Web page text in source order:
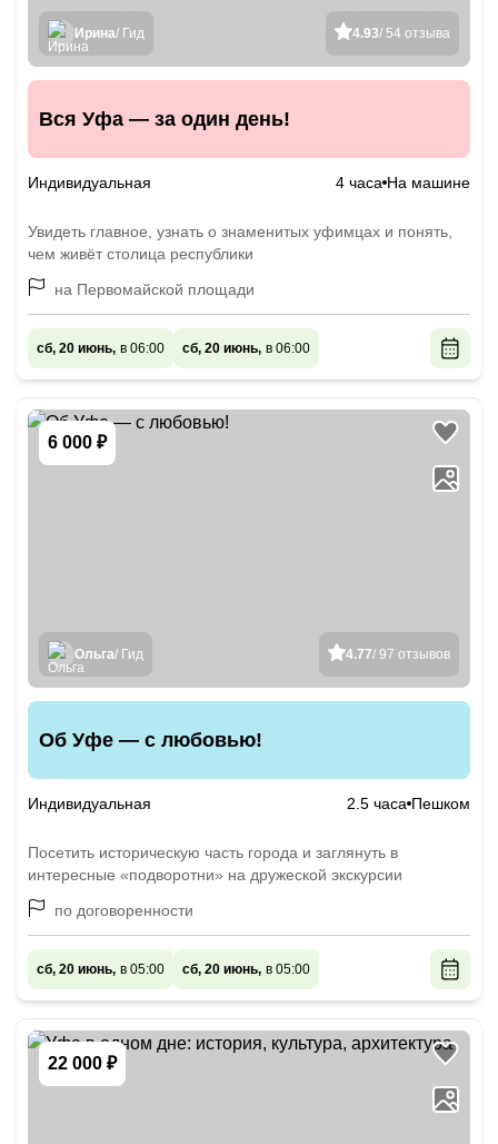
4.93/ 54 отзыва
Ирина/ Гид
Вся Уфа — за один день!
Индивидуальная 4 часа На машине
Увидеть главное, узнать о знаменитых уфимцах и понять,
чем живёт столица республики
на Первомайской площади
сб, 20 июнь, в 06:00 сб, 20 июнь, в 06:00
6 000 ₽
4.77/ 97 отзывов
Ольга/ Гид
Об Уфе — с любовью!
Индивидуальная 2.5 часа Пешком
Посетить историческую часть города и заглянуть в
интересные «подворотни» на дружеской экскурсии
по договоренности
сб, 20 июнь, в 05:00 сб, 20 июнь, в 05:00
22 000 ₽